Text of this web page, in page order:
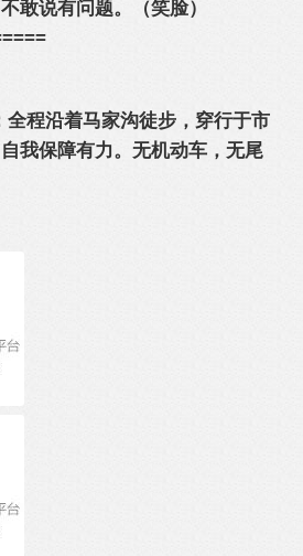
敢说有问题。（笑脸）
沿着马家沟徒步，穿行于市
我保障有力。无机动车，无尾